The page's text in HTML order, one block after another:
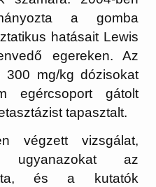
a gomba
hatásait Lewis
egereken. Az
mg/kg dózisokat
egércsoport gátolt
tapasztalt.
végzett vizsgálat,
ugyanazokat az
és a kutatók